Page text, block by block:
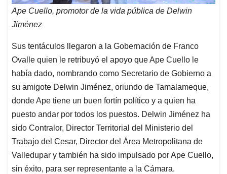
Ape Cuello, promotor de la vida pública de Delwin
Jiménez
Sus tentáculos llegaron a la Gobernación de Franco
Ovalle quien le retribuyó el apoyo que Ape Cuello le
había dado, nombrando como Secretario de Gobierno a
su amigote Delwin Jiménez, oriundo de Tamalameque,
donde Ape tiene un buen fortín político y a quien ha
puesto andar por todos los puestos. Delwin Jiménez ha
sido Contralor, Director Territorial del Ministerio del
Trabajo del Cesar, Director del Área Metropolitana de
Valledupar y también ha sido impulsado por Ape Cuello,
sin éxito, para ser representante a la Cámara.